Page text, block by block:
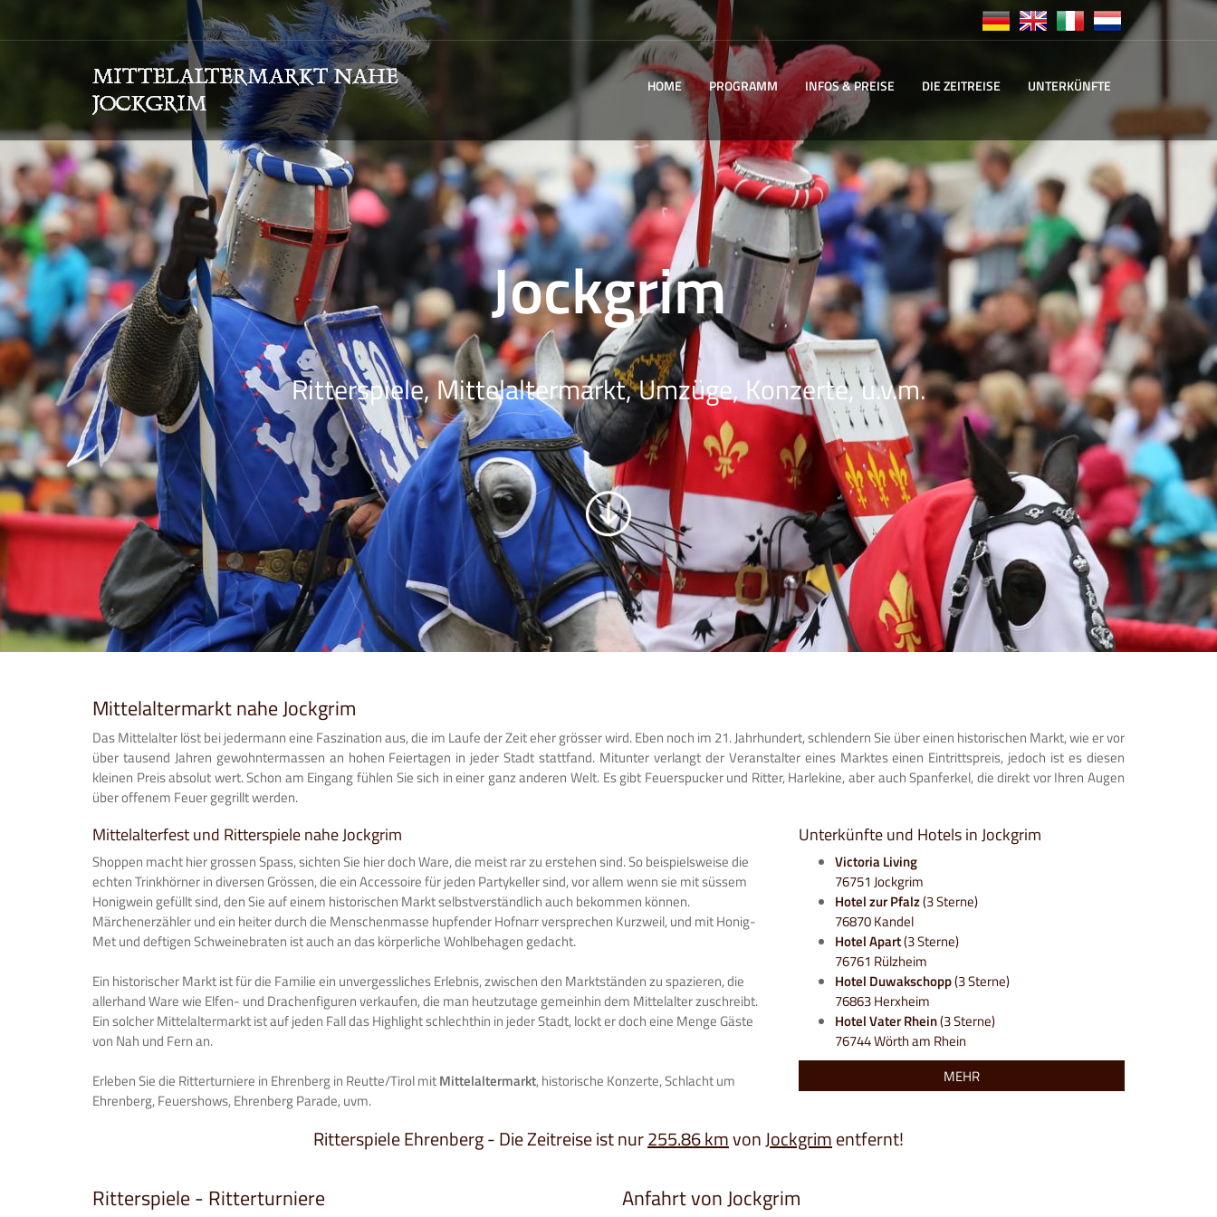
HOME PROGRAMM INFOS & PREISE DIE ZEITREISE UNTERKÜNFTE
Jockgrim
Ritterspiele, Mittelaltermarkt, Umzüge, Konzerte, u.v.m.
Mittelaltermarkt nahe Jockgrim
Das Mittelalter löst bei jedermann eine Faszination aus, die im Laufe der Zeit eher grösser wird. Eben noch im 21. Jahrhundert, schlendern Sie über einen historischen Markt, wie er vor
über tausend Jahren gewohntermassen an hohen Feiertagen in jeder Stadt stattfand. Mitunter verlangt der Veranstalter eines Marktes einen Eintrittspreis, jedoch ist es diesen
kleinen Preis absolut wert. Schon am Eingang fühlen Sie sich in einer ganz anderen Welt. Es gibt Feuerspucker und Ritter, Harlekine, aber auch Spanferkel, die direkt vor Ihren Augen
über offenem Feuer gegrillt werden.
Mittelalterfest und Ritterspiele nahe Jockgrim
Shoppen macht hier grossen Spass, sichten Sie hier doch Ware, die meist rar zu erstehen sind. So beispielsweise die
echten Trinkhörner in diversen Grössen, die ein Accessoire für jeden Partykeller sind, vor allem wenn sie mit süssem
Honigwein gefüllt sind, den Sie auf einem historischen Markt selbstverständlich auch bekommen können.
Märchenerzähler und ein heiter durch die Menschenmasse hupfender Hofnarr versprechen Kurzweil, und mit Honig-
Met und deftigen Schweinebraten ist auch an das körperliche Wohlbehagen gedacht.
Ein historischer Markt ist für die Familie ein unvergessliches Erlebnis, zwischen den Marktständen zu spazieren, die
allerhand Ware wie Elfen- und Drachenfiguren verkaufen, die man heutzutage gemeinhin dem Mittelalter zuschreibt.
Ein solcher Mittelaltermarkt ist auf jeden Fall das Highlight schlechthin in jeder Stadt, lockt er doch eine Menge Gäste
von Nah und Fern an.
Erleben Sie die Ritterturniere in Ehrenberg in Reutte/Tirol mitMittelaltermarkt, historische Konzerte, Schlacht um
Ehrenberg, Feuershows, Ehrenberg Parade, uvm.
Unterkünfte und Hotels in Jockgrim
Victoria Living
76751 Jockgrim
Hotel zur Pfalz(3 Sterne)
76870 Kandel
Hotel Apart(3 Sterne)
76761 Rülzheim
Hotel Duwakschopp(3 Sterne)
76863 Herxheim
Hotel Vater Rhein(3 Sterne)
76744 Wörth am Rhein
MEHR
Ritterspiele Ehrenberg - Die Zeitreise ist nur255.86 kmvonJockgrimentfernt!
Ritterspiele - Ritterturniere Anfahrt von Jockgrim